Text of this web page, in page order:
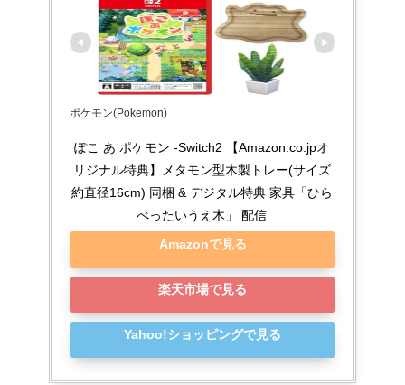
ポケモン(Pokemon)
ぽこ あ ポケモン -Switch2 【Amazon.co.jpオ
リジナル特典】メタモン型木製トレー(サイズ
約直径16cm) 同梱 & デジタル特典 家具「ひら
べったいうえ木」 配信
Amazonで見る
楽天市場で見る
Yahoo!ショッピングで見る